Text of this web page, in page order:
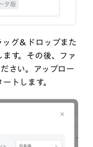
グ＆ドロップまた
す。その後、ファ
さい。アップロー
トします。